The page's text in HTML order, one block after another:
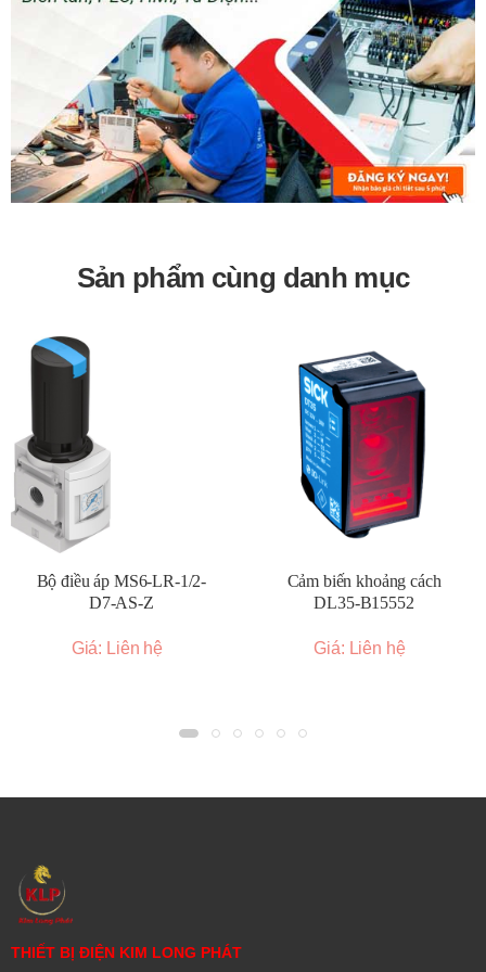
Bảo hành 12 tháng
Sản phẩm cùng danh mục
Bộ điều áp MS6-LR-1/2-
D7-AS-Z
Giá: Liên hệ
Cảm biến khoảng cách
DL35-B15552
Giá: Liên hệ
THIẾT BỊ ĐIỆN KIM LONG PHÁT